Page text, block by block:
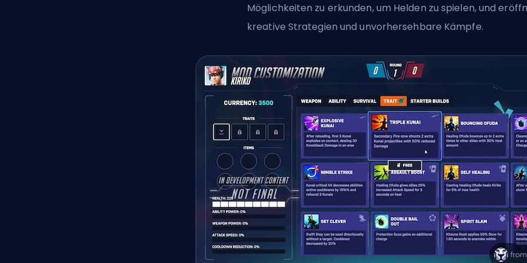
Möglichkeiten zu erkunden, um Helden zu spielen, und
kreative Strategien und unvorhersehbare Kämpfe.